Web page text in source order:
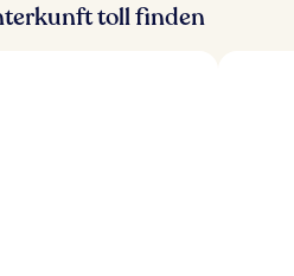
toll finden